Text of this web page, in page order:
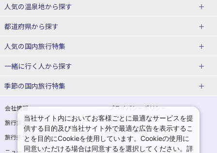
東北
青森県
宮城県
山形県
関東
埼玉県 千葉県
茨城県 栃木県
北海道ホテル・旅館
青森県ホテル・旅館
宮城県ホテル・旅館
山形県ホテル・旅館
東京都ホテル・旅館 神奈川県ホテル・旅館
埼玉県ホテル・旅館 千葉県ホテル・旅館
人気の温泉地から探す
北海道
湯の川温泉(北海道)
十勝川温泉(北海道)
洞爺湖温泉(北海道)
層雲峡温泉(北海道)
東北
花巻温泉(岩手) 蔵王温泉(山形)
都道府県から探す
北海道旅行・ツアー
東北
青森旅行・ツアー 岩手旅行・ツアー
宮城旅行・ツアー 秋田旅行・ツアー
山形旅行・ツアー 福島旅行・ツアー
人気の国内旅行特集
東京ディズニーリゾート®への旅
ユニバーサル・スタジオ・ジャパ
一緒に行く人から探す
一人旅 国内版
カップル・夫婦旅行 国内版 女子旅 国内版
卒業旅行・学生旅行 国内版
季節の国内旅行特集
桜・お花見特集
ゴールデンウィーク（GW）の国内
旅行
夏休み・お盆の国内旅行 7月の国内旅行
会社情報
プライバシーポリシー
旅行業登録票・約款
規約集
旅行条件書
商標について
ニュースリリース
採用情報
当社サイト内においてお客様ごとに最適なサービスを提
供する目的及び当社サイト外で最適な広告を表示するこ
とを目的にCookieを使用しています。Cookieの使用に
同意いただける場合は同意するを選択してください。詳